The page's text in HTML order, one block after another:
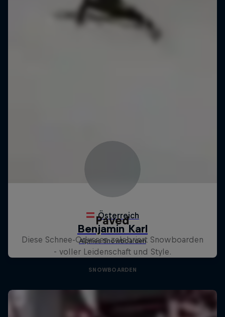
Paved
Diese Schnee-Odyssee zelebriert Snowboarden
- voller Leidenschaft und Style.
SNOWBOARDEN